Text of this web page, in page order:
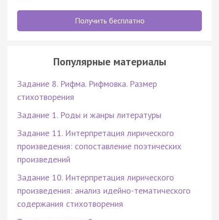
Получить бесплатно
Популярные материалы
Задание 8. Рифма. Рифмовка. Размер
стихотворения
Задание 1. Роды и жанры литературы
Задание 11. Интерпретация лирического
произведения: сопоставление поэтических
произведений
Задание 10. Интерпретация лирического
произведения: анализ идейно-тематического
содержания стихотворения